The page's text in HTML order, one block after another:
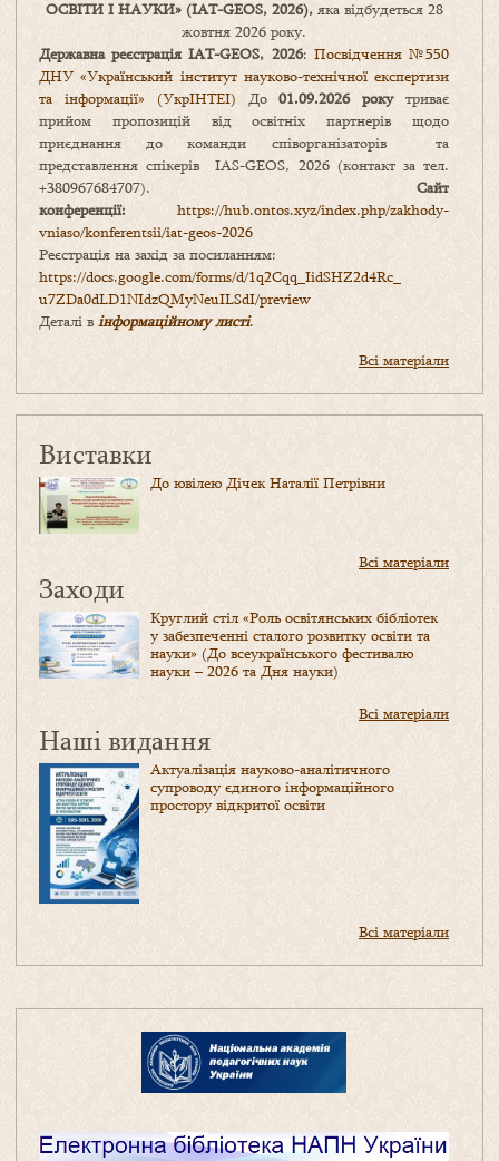
ОСВІТИ І НАУКИ» (IAT-GEOS, 2026),яка відбудеться 28
жовтня 2026 року.
Державна реєстрація IAT-GEOS, 2026: Посвідчення №550
ДНУ «Український інститут науково-технічної експертизи
та інформації» (УкрІНТЕІ) До01.09.2026 рокутриває
прийом пропозицій від освітніх партнерів щодо
приєднання до команди співорганізаторів та
представлення спікерів IAS-GEOS, 2026 (контакт за тел.
+380967684707). Сайт
конференції: https://hub.ontos.xyz/index.php/zakhody-
vniaso/konferentsii/iat-geos-2026
Реєстрація на захід за посиланням:
https://docs.google.com/forms/d/1q2Cqq_IidSHZ2d4Rc_
u7ZDa0dLD1NIdzQMyNeuILSdI/preview
Деталі в інформаційному листі.
Всі матеріали
Виставки
До ювілею Дічек Наталії Петрівни
Всі матеріали
Заходи
Круглий стіл «Роль освітянських бібліотек
у забезпеченні сталого розвитку освіти та
науки» (До всеукраїнського фестивалю
науки – 2026 та Дня науки)
Всі матеріали
Наші видання
Актуалізація науково-аналітичного
супроводу єдиного інформаційного
простору відкритої освіти
Всі матеріали